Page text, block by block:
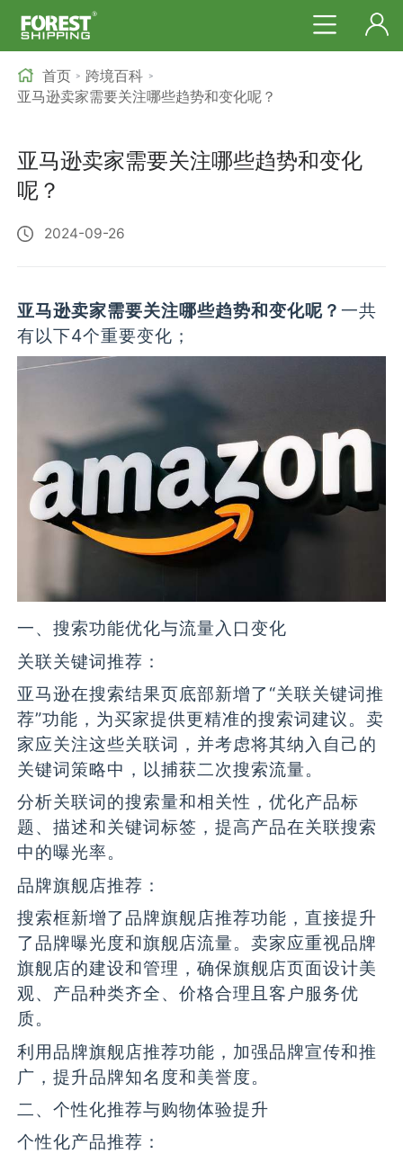
首页 > 跨境百科 >
亚马逊卖家需要关注哪些趋势和变化呢？
亚马逊卖家需要关注哪些趋势和变化
呢？
2024-09-26
亚马逊卖家需要关注哪些趋势和变化呢？一共
有以下4个重要变化；
一、搜索功能优化与流量入口变化
关联关键词推荐：
亚马逊在搜索结果页底部新增了“关联关键词推
荐”功能，为买家提供更精准的搜索词建议。卖
家应关注这些关联词，并考虑将其纳入自己的
关键词策略中，以捕获二次搜索流量。
分析关联词的搜索量和相关性，优化产品标
题、描述和关键词标签，提高产品在关联搜索
中的曝光率。
品牌旗舰店推荐：
搜索框新增了品牌旗舰店推荐功能，直接提升
了品牌曝光度和旗舰店流量。卖家应重视品牌
旗舰店的建设和管理，确保旗舰店页面设计美
观、产品种类齐全、价格合理且客户服务优
质。
利用品牌旗舰店推荐功能，加强品牌宣传和推
广，提升品牌知名度和美誉度。
二、个性化推荐与购物体验提升
个性化产品推荐：